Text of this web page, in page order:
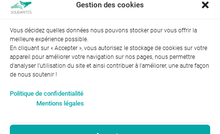
Gestion des cookies
Vous décidez quelles données nous pouvons stocker pour vous offrir la
meilleure expérience possible.
En cliquant sur « Accepter », vous autorisez le stockage de cookies sur votre
appareil pour améliorer votre navigation sur nos pages, nous permettre
d'analyser l’utilisation du site et ainsi contribuer à l'améliorer, une autre façon
de nous soutenir !
Politique de confidentialité
Mentions légales
← Précédent
femmes : 94